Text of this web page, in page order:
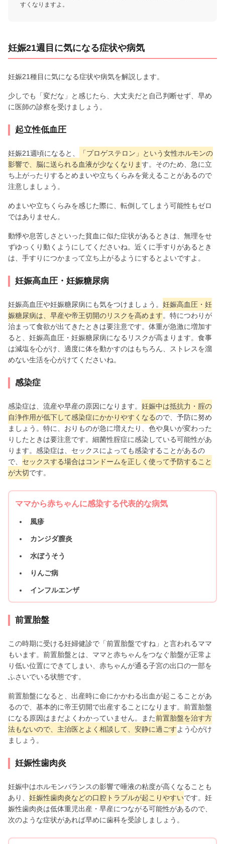
すくなりますよ。
妊娠21週目に気になる症状や病気
妊娠21種目に気になる症状や病気を解説します。
少しでも「変だな」と感じたら、大丈夫だと自己判断せず、早め
に医師の診察を受けましょう。
起立性低血圧
妊娠21週頃になると、
「プロゲステロン」という女性ホルモンの
影響で、脳に送られる血液が少なくなります。そのため、急に立
ち上がったりするとめまいや立ちくらみを覚えることがあるので
注意しましょう。
めまいや立ちくらみを感じた際に、転倒してしまう可能性もゼロ
ではありません。
動悸や息苦しさといった貧血に似た症状があるときは、無理をせ
ずゆっくり動くようにしてくださいね。近くに手すりがあるとき
は、手すりにつかまって立ち上がるようにするとよいですよ。
妊娠高血圧・妊娠糖尿病
妊娠高血圧や妊娠糖尿病にも気をつけましょう。 妊娠高血圧・妊
娠糖尿病は、早産や帝王切開のリスクを高めます。特につわりが
治まって食欲が出てきたときは要注意です。体重が急激に増加す
ると、妊娠高血圧・妊娠糖尿病になるリスクが高まります。食事
は減塩を心がけ、適度に体を動かすのはもちろん、ストレスを溜
めない生活を心がけてくださいね。
感染症
感染症は、流産や早産の原因になります。 妊娠中は抵抗力・ 腟の
自浄作用が低下して感染症にかかりやすくなるので、予防に努め
ましょう。特に、おりものが急に増えたり、色や臭いが変わった
りしたときは要注意です。細菌性腟症に感染している可能性があ
ります。感染症は、セックスによっても感染することがあるの
で、 セックスする場合はコンドームを正しく使って予防すること
が大切です。
ママから赤ちゃんに感染する代表的な病気
風疹
カンジダ膣炎
水ぼうそう
りんご病
インフルエンザ
前置胎盤
この時期に受ける妊婦健診で「前置胎盤ですね」と言われるママ
もいます。前置胎盤とは、ママと赤ちゃんをつなぐ胎盤が正常よ
り低い位置にできてしまい、赤ちゃんが通る子宮の出口の一部を
ふさいでいる状態です。
前置胎盤になると、出産時に命にかかわる出血が起こることがあ
るので、基本的に帝王切開で出産することになります。前置胎盤
になる原因はまだよくわかっていません。また前置胎盤を治す方
法もないので、主治医とよく相談して、安静に過ごすよう心がけ
ましょう。
妊娠性歯肉炎
妊娠中はホルモンバランスの影響で唾液の粘度が高くなることも
あり、 妊娠性歯肉炎などの口腔トラブルが起こりやすいです。妊
娠性歯肉炎は低体重児出産・早産につながる可能性があるので、
次のような症状があれば早めに歯科を受診しましょう。